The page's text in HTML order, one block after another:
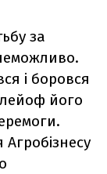
за
і боровся
його